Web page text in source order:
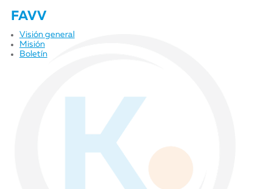
FAVV
Visión general
Misión
Boletín